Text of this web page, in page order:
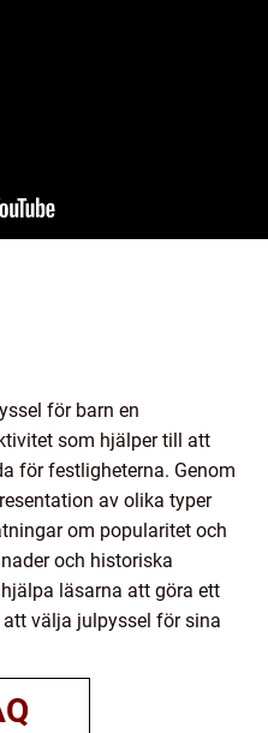
för barn en
som hjälper till att
för festligheterna. Genom
av olika typer
om popularitet och
och historiska
läsarna att göra ett
välja julpyssel för sina